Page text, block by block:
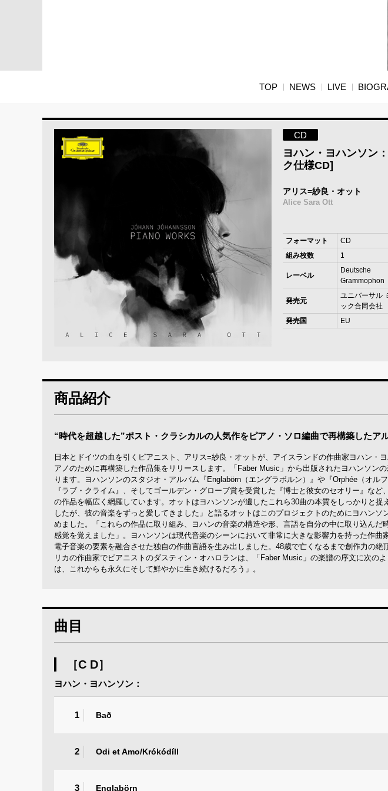
TOP NEWS LIVE
CD
ヨハン・ヨハンソン
ク仕様CD]
アリス=紗良・オット
Alice Sara Ott
フォーマット
CD
組み枚数
1
レーベル
Deutsche
Grammophon
発売元
ユニバーサル
ック合同会社
発売国
EU
商品紹介
“時代を超越した”ポスト・クラシカルの人気作をピアノ・ソロ編曲で再構築したア
日本とドイツの血を引くピアニスト、アリス=紗良・オットが、アイスランドの作曲家ヨハン・
アノのために再構築した作品集をリリースします。「Faber Music」から出版されたヨハンソン
ります。ヨハンソンのスタジオ・アルバム『Englabörn（エングラボルン）』や『Orphée（オル
『ラブ・クライム』、そしてゴールデン・グローブ賞を受賞した『博士と彼女のセオリー』な
の作品を幅広く網羅しています。オットはヨハンソンが遺したこれら30曲の本質をしっかりと
したが、彼の音楽をずっと愛してきました」と語るオットはこのプロジェクトのためにヨハン
めました。「これらの作品に取り組み、ヨハンの音楽の構造や形、言語を自分の中に取り込んだ
感覚を覚えました」。ヨハンソンは現代音楽のシーンにおいて非常に大きな影響力を持った作曲
電子音楽の要素を融合させた独自の作曲言語を生み出しました。48歳で亡くなるまで創作力の
リカの作曲家でピアニストのダスティン・オハロランは、「Faber Music」の楽譜の序文に次の
は、これからも永久にそして鮮やかに生き続けるだろう」。
曲目
［C D］
ヨハン・ヨハンソン：
1 Bað
2 Odi et Amo/Krókódíll
3 Englabörn